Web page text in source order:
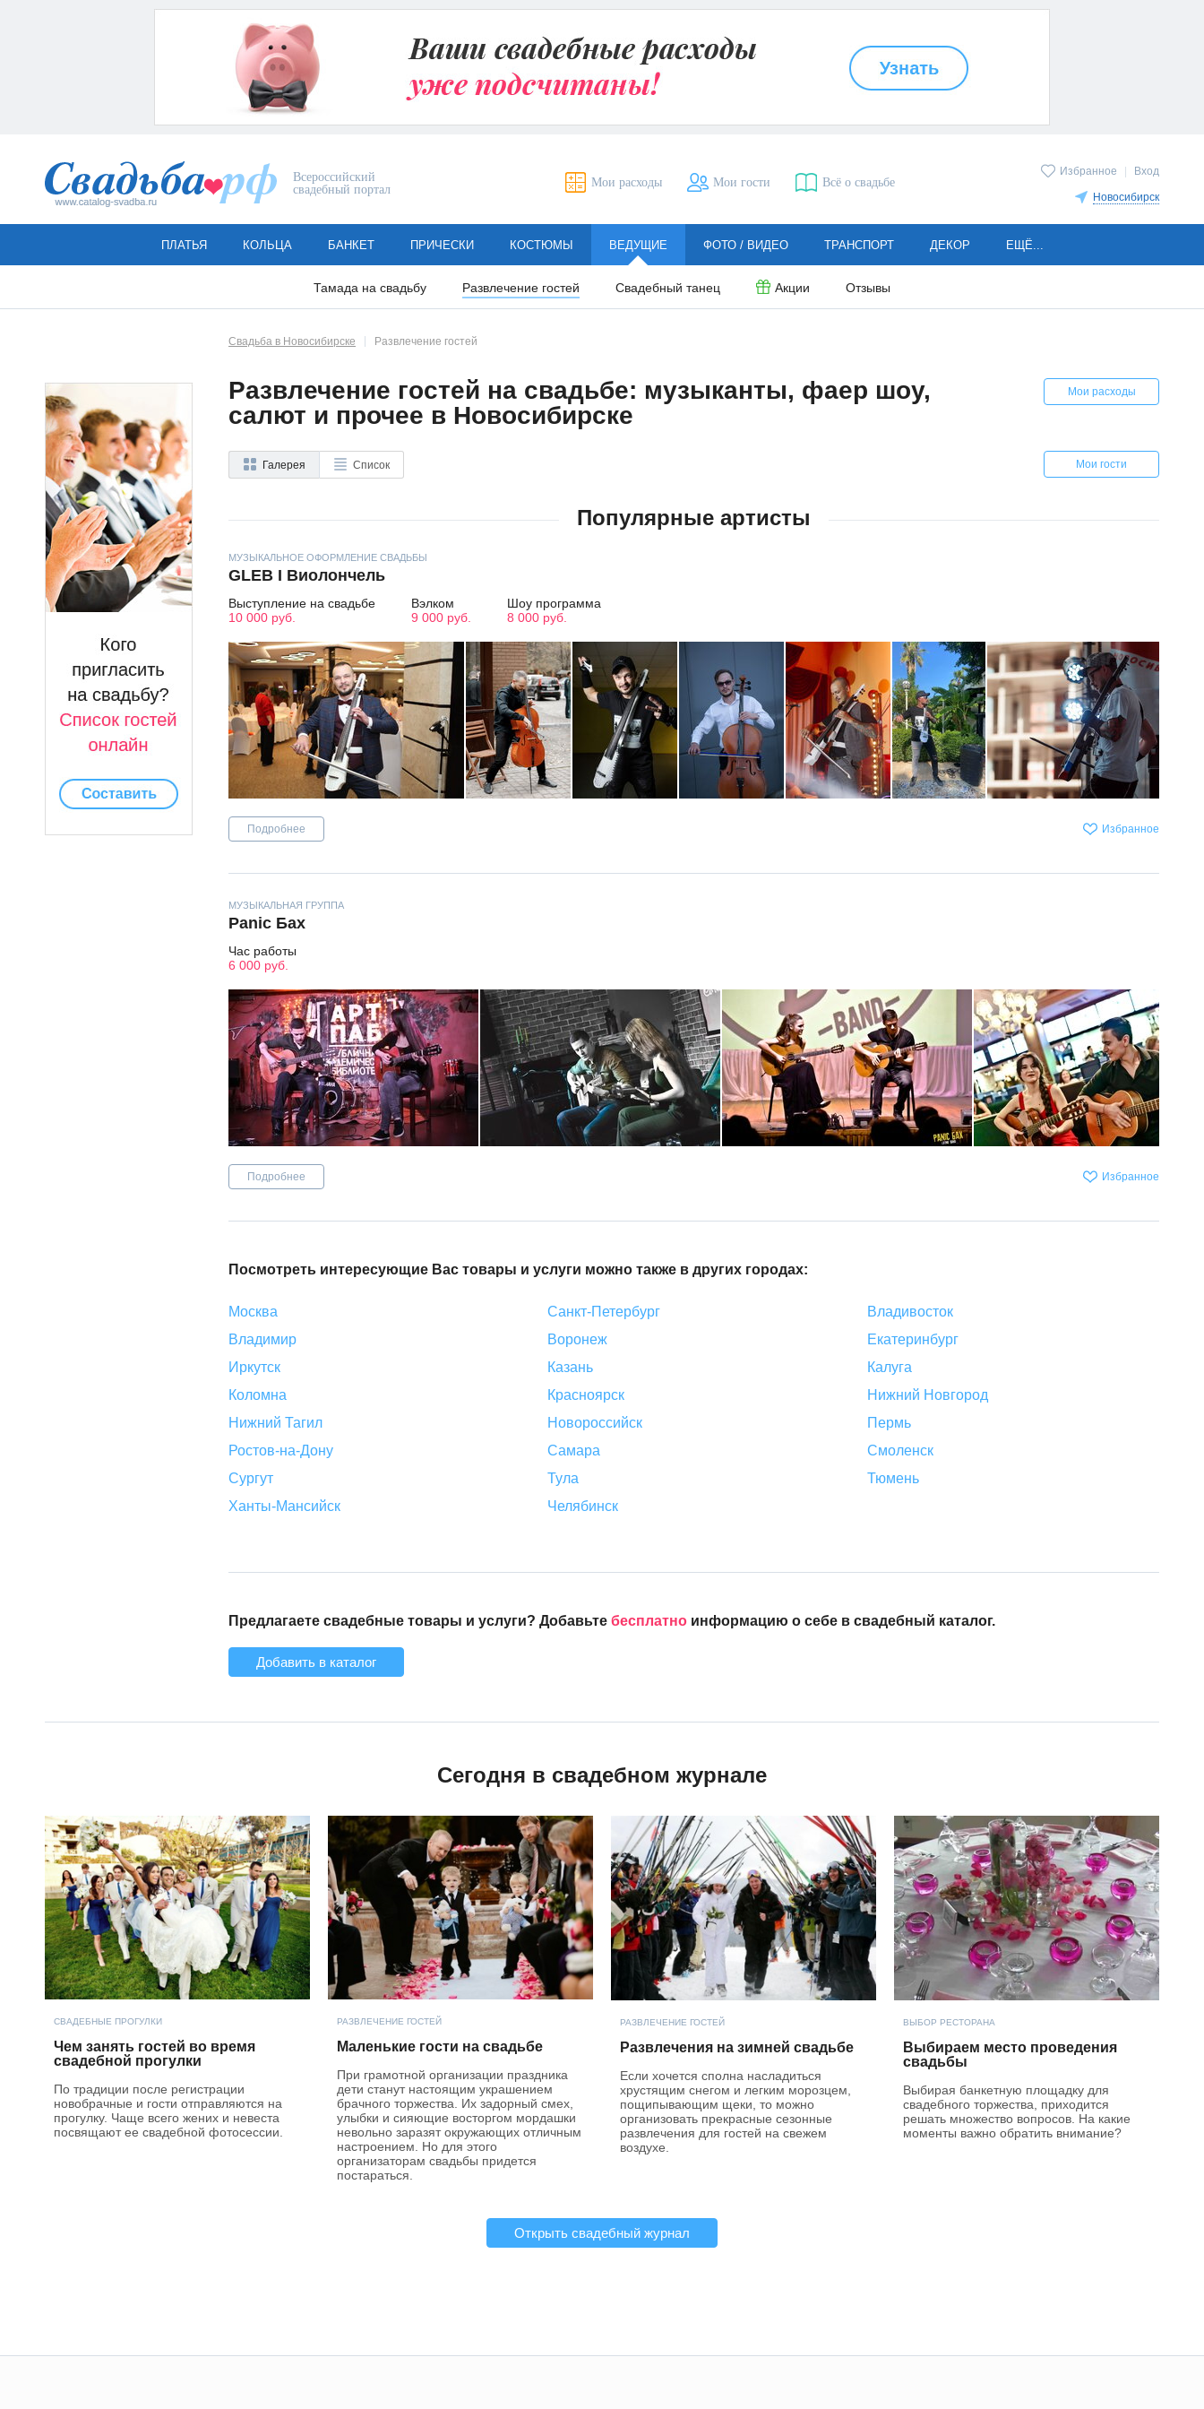
Всероссийский
свадебный портал
Избранное Вход
Новосибирск
Мои расходы Мои гости Всё о свадьбе
ПЛАТЬЯ КОЛЬЦА БАНКЕТ ПРИЧЕСКИ КОСТЮМЫ ВЕДУЩИЕ
Тамада на свадьбу Развлечение гостей Свадебный танец Акции Отзывы
ФОТО / ВИДЕО ТРАНСПОРТ ДЕКОР ЕЩЁ...
Свадьба в Новосибирске Развлечение гостей
Мои расходы
Развлечение гостей на свадьбе: музыканты, фаер шоу,
салют и прочее в Новосибирске
Мои гости
Галерея Список
Популярные артисты
МУЗЫКАЛЬНОЕ ОФОРМЛЕНИЕ СВАДЬБЫ
GLEB I Виолончель
Выступление на свадьбе
10 000 руб.
Вэлком
9 000 руб.
Шоу программа
8 000 руб.
Избранное
Подробнее
МУЗЫКАЛЬНАЯ ГРУППА
Panic Бах
Час работы
6 000 руб.
Избранное
Подробнее
Посмотреть интересующие Вас товары и услуги можно также в других городах:
Москва Санкт-Петербург
Владивосток
Владимир
Воронеж
Екатеринбург
Иркутск
Казань
Калуга
Коломна
Красноярск
Нижний Новгород
Нижний Тагил
Новороссийск
Пермь
Ростов-на-Дону
Самара
Смоленск
Сургут
Тула
Тюмень
Ханты-Мансийск
Челябинск
Предлагаете свадебные товары и услуги? Добавьте бесплатно информацию о себе в свадебный каталог.
Добавить в каталог
Сегодня в свадебном журнале
СВАДЕБНЫЕ ПРОГУЛКИ
Чем занять гостей во время
свадебной прогулки
По традиции после регистрации
новобрачные и гости отправляются на
прогулку. Чаще всего жених и невеста
посвящают ее свадебной фотосессии.
РАЗВЛЕЧЕНИЕ ГОСТЕЙ
Маленькие гости на свадьбе
При грамотной организации праздника
дети станут настоящим украшением
брачного торжества. Их задорный смех,
улыбки и сияющие восторгом мордашки
невольно заразят окружающих отличным
настроением. Но для этого
организаторам свадьбы придется
постараться.
РАЗВЛЕЧЕНИЕ ГОСТЕЙ
Развлечения на зимней свадьбе
Если хочется сполна насладиться
хрустящим снегом и легким морозцем,
пощипывающим щеки, то можно
организовать прекрасные сезонные
развлечения для гостей на свежем
воздухе.
ВЫБОР РЕСТОРАНА
Выбираем место проведения
свадьбы
Выбирая банкетную площадку для
свадебного торжества, приходится
решать множество вопросов. На какие
моменты важно обратить внимание?
Открыть свадебный журнал